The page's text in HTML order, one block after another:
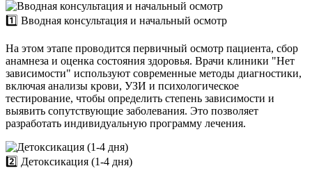
1️⃣ Вводная консультация и начальный осмотр
На этом этапе проводится первичный осмотр пациента, сбор
анамнеза и оценка состояния здоровья. Врачи клиники "Нет
зависимости" используют современные методы диагностики,
включая анализы крови, УЗИ и психологическое
тестирование, чтобы определить степень зависимости и
выявить сопутствующие заболевания. Это позволяет
разработать индивидуальную программу лечения.
2️⃣ Детоксикация (1-4 дня)